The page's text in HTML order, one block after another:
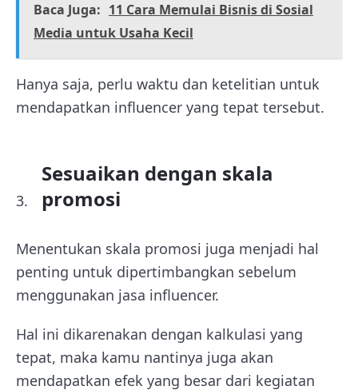
Baca Juga: 11 Cara Memulai Bisnis di Sosial
Media untuk Usaha Kecil
Hanya saja, perlu waktu dan ketelitian untuk
mendapatkan influencer yang tepat tersebut.
Sesuaikan dengan skala
promosi
Menentukan skala promosi juga menjadi hal
penting untuk dipertimbangkan sebelum
menggunakan jasa influencer.
Hal ini dikarenakan dengan kalkulasi yang
tepat, maka kamu nantinya juga akan
mendapatkan efek yang besar dari kegiatan